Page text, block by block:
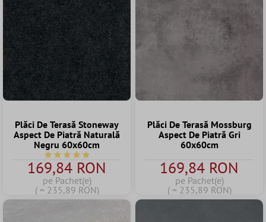
Plăci De Terasă Stoneway
Aspect De Piatră Naturală
Negru 60x60cm
Durchschnittliche Bewertung von 5 von 5 Sternen
169,84 RON
pe Pachet(e)
( = 235,89 RON)
Plăci De Terasă Mossburg
Aspect De Piatră Gri
60x60cm
169,84 RON
pe Pachet(e)
( = 235,89 RON)